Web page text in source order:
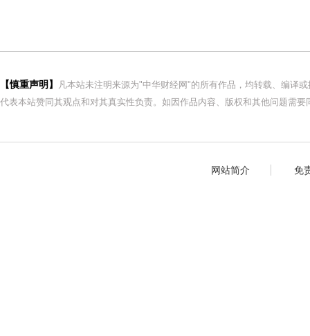
【慎重声明】
凡本站未注明来源为"中华财经网"的所有作品，均转载、编译
代表本站赞同其观点和对其真实性负责。如因作品内容、版权和其他问题需
网站简介 免